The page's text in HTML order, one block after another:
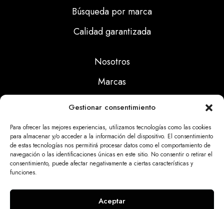
Gestionar consentimiento
Para ofrecer las mejores experiencias, utilizamos tecnologías como las cookies
para almacenar y/o acceder a la información del dispositivo. El consentimiento
de estas tecnologías nos permitirá procesar datos como el comportamiento de
navegación o las identificaciones únicas en este sitio. No consentir o retirar el
consentimiento, puede afectar negativamente a ciertas características y
funciones.
Aceptar
Búsqueda por marca
Calidad garantizada
Nosotros
Marcas
Noticias
Aviso Legal
Politicas Cookies